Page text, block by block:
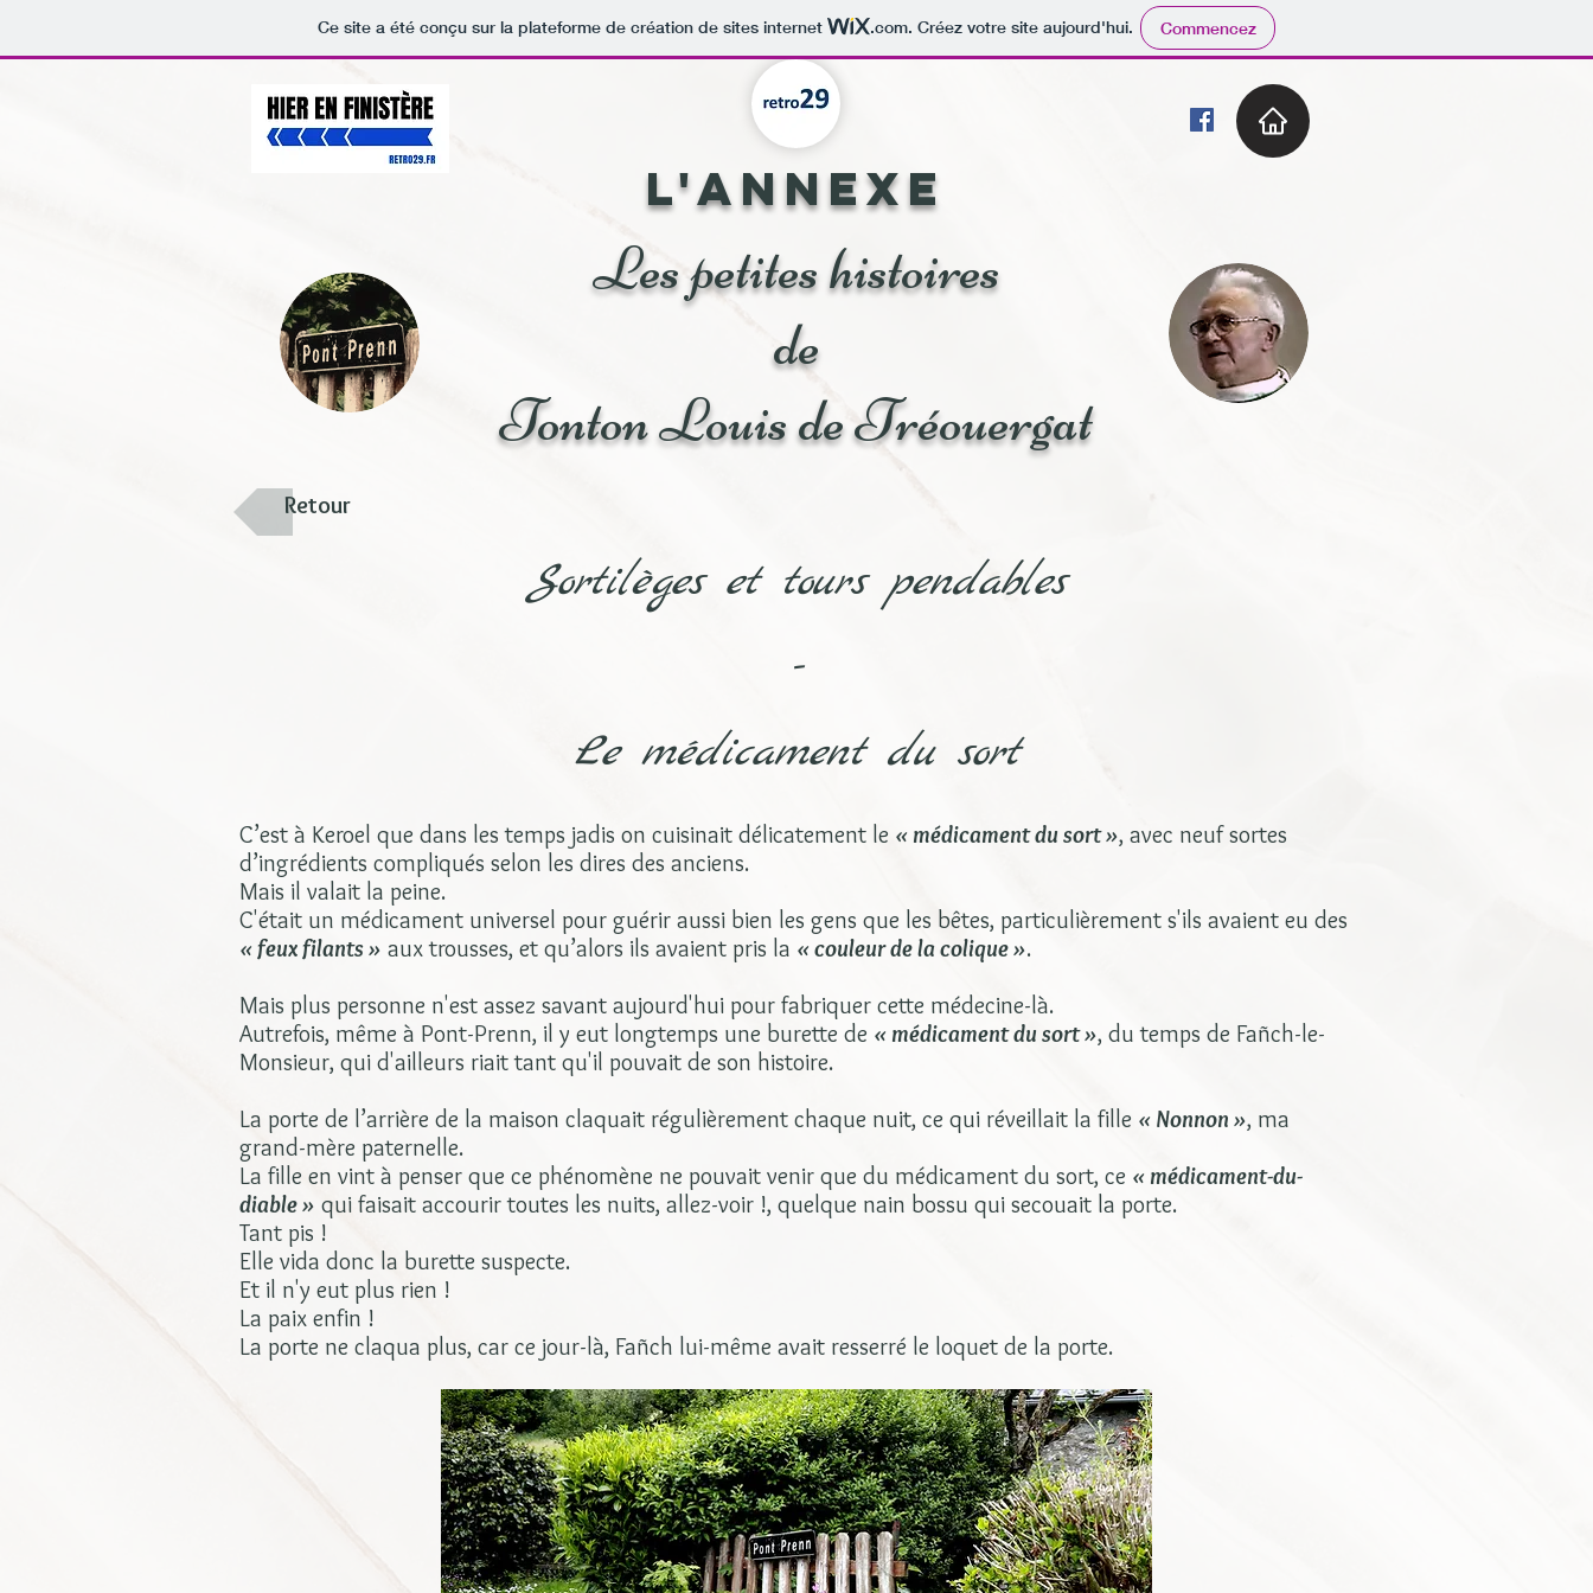
Ce site a été conçu sur la plateforme de création de sites internet .com. Créez votre site aujourd'hui. Commencez
L'annexe
Les petites histoires
de
Tonton Louis de Tréouergat
Retour
Sortilèges et tours pendables
-
Le médicament du sort
C’est à Keroel que dans les temps jadis on cuisinait délicatement le « médicament du sort », avec neuf sortes
d’ingrédients compliqués selon les dires des anciens.
Mais il valait la peine.
C'était un médicament universel pour guérir aussi bien les gens que les bêtes, particulièrement s'ils avaient eu des
« feux filants » aux trousses, et qu’alors ils avaient pris la « couleur de la colique ».
Mais plus personne n'est assez savant aujourd'hui pour fabriquer cette médecine-là.
Autrefois, même à Pont-Prenn, il y eut longtemps une burette de « médicament du sort », du temps de Fañch-le-
Monsieur, qui d'ailleurs riait tant qu'il pouvait de son histoire.
La porte de l’arrière de la maison claquait régulièrement chaque nuit, ce qui réveillait la fille « Nonnon », ma
grand-mère paternelle.
La fille en vint à penser que ce phénomène ne pouvait venir que du médicament du sort, ce « médicament-du-
diable » qui faisait accourir toutes les nuits, allez-voir !, quelque nain bossu qui secouait la porte.
Tant pis !
Elle vida donc la burette suspecte.
Et il n'y eut plus rien !
La paix enfin !
La porte ne claqua plus, car ce jour-là, Fañch lui-même avait resserré le loquet de la porte.